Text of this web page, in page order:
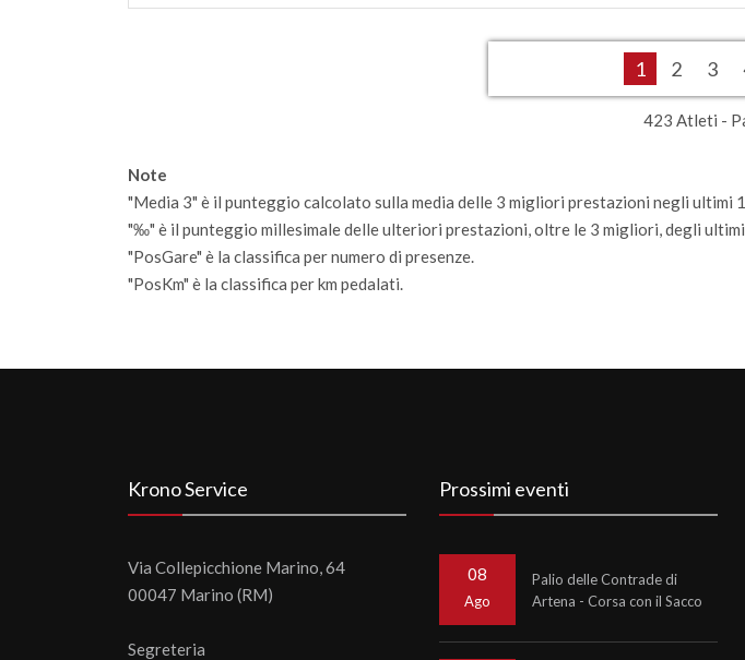
1 2 3
423 Atleti -
Note
"Media 3" è il punteggio calcolato sulla media delle 3 migliori prestazioni negli ultimi
"‰" è il punteggio millesimale delle ulteriori prestazioni, oltre le 3 migliori, degli ultimi
"PosGare" è la classifica per numero di presenze.
"PosKm" è la classifica per km pedalati.
Krono Service
Via Collepicchione Marino, 64
00047 Marino (RM)
Segreteria
Prossimi eventi
08
Ago
Palio delle Contrade di
Artena - Corsa con il Sacco